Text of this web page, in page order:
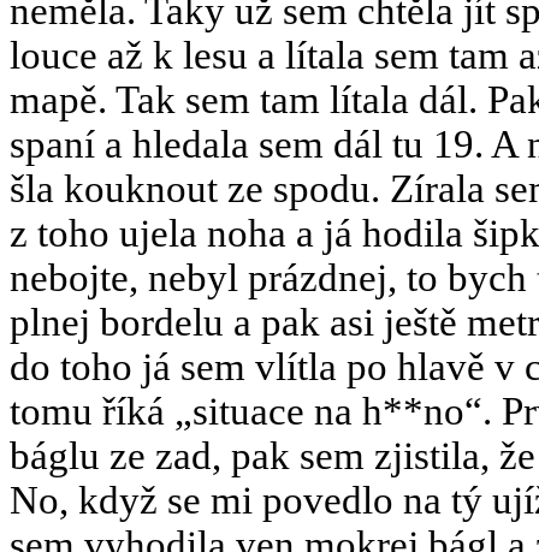
neměla. Taky už sem chtěla jít
louce až k lesu a lítala sem tam
mapě. Tak sem tam lítala dál.
spaní a hledala sem dál tu 19. A
šla kouknout ze spodu. Zírala
z toho ujela noha a já hodila
nebojte, nebyl prázdnej, to
plnej bordelu a pak asi ještě
do toho já sem vlítla po hlavě v
tomu říká „situace na h**no“.
báglu ze zad, pak sem zjistila,
No, když se mi povedlo na tý